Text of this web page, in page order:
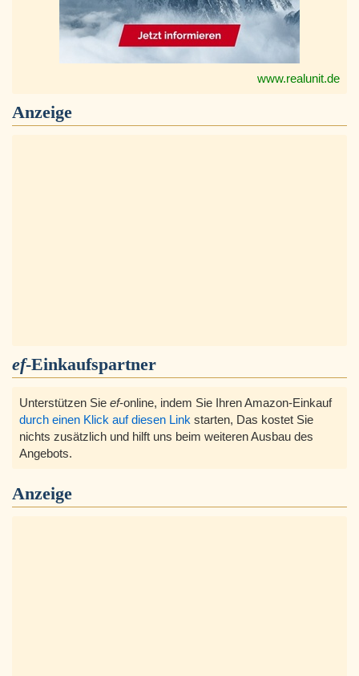
www.realunit.de
Anzeige
ef-Einkaufspartner
Unterstützen Sie ef-online, indem Sie Ihren Amazon-Einkauf
durch einen Klick auf diesen Link starten, Das kostet Sie
nichts zusätzlich und hilft uns beim weiteren Ausbau des
Angebots.
Anzeige